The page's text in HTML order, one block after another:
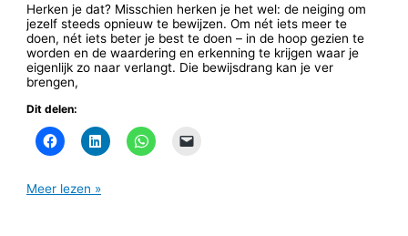
Herken je dat? Misschien herken je het wel: de neiging om
jezelf steeds opnieuw te bewijzen. Om nét iets meer te
doen, nét iets beter je best te doen – in de hoop gezien te
worden en de waardering en erkenning te krijgen waar je
eigenlijk zo naar verlangt. Die bewijsdrang kan je ver
brengen,
Dit delen:
Meer lezen »